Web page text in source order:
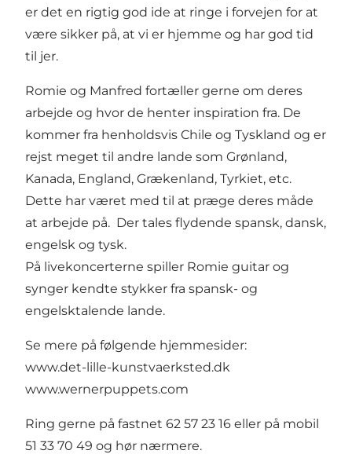
er det en rigtig god ide at ringe i forvejen for at
være sikker på, at vi er hjemme og har god tid
til jer.
Romie og Manfred fortæller gerne om deres
arbejde og hvor de henter inspiration fra. De
kommer fra henholdsvis Chile og Tyskland og er
rejst meget til andre lande som Grønland,
Kanada, England, Grækenland, Tyrkiet, etc.
Dette har været med til at præge deres måde
at arbejde på. Der tales flydende spansk, dansk,
engelsk og tysk.
På livekoncerterne spiller Romie guitar og
synger kendte stykker fra spansk- og
engelsktalende lande.
Se mere på følgende hjemmesider:
www.det-lille-kunstvaerksted.dk
www.wernerpuppets.com
Ring gerne på fastnet 62 57 23 16 eller på mobil
51 33 70 49 og hør nærmere.